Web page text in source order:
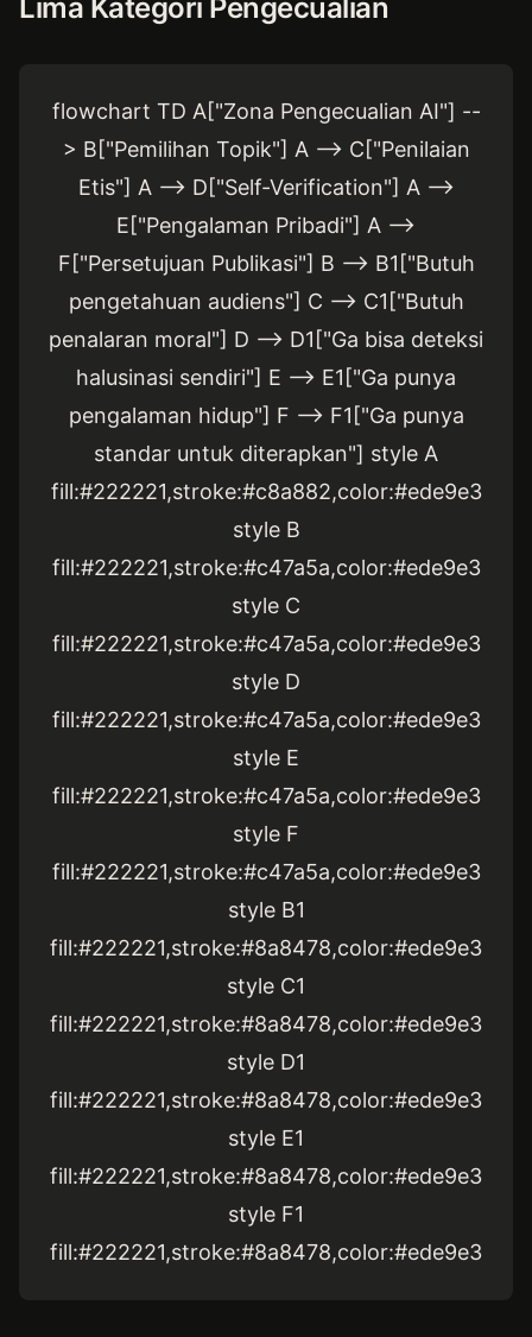
Lima Kategori Pengecualian
flowchart TD A["Zona Pengecualian AI"] --
> B["Pemilihan Topik"] A --> C["Penilaian
Etis"] A --> D["Self-Verification"] A -->
E["Pengalaman Pribadi"] A -->
F["Persetujuan Publikasi"] B --> B1["Butuh
pengetahuan audiens"] C --> C1["Butuh
penalaran moral"] D --> D1["Ga bisa deteksi
halusinasi sendiri"] E --> E1["Ga punya
pengalaman hidup"] F --> F1["Ga punya
standar untuk diterapkan"] style A
fill:#222221,stroke:#c8a882,color:#ede9e3
style B
fill:#222221,stroke:#c47a5a,color:#ede9e3
style C
fill:#222221,stroke:#c47a5a,color:#ede9e3
style D
fill:#222221,stroke:#c47a5a,color:#ede9e3
style E
fill:#222221,stroke:#c47a5a,color:#ede9e3
style F
fill:#222221,stroke:#c47a5a,color:#ede9e3
style B1
fill:#222221,stroke:#8a8478,color:#ede9e3
style C1
fill:#222221,stroke:#8a8478,color:#ede9e3
style D1
fill:#222221,stroke:#8a8478,color:#ede9e3
style E1
fill:#222221,stroke:#8a8478,color:#ede9e3
style F1
fill:#222221,stroke:#8a8478,color:#ede9e3